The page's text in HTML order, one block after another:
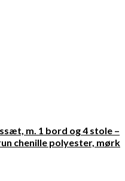
m. 1 bord og 4 stole –
chenille polyester, mørk